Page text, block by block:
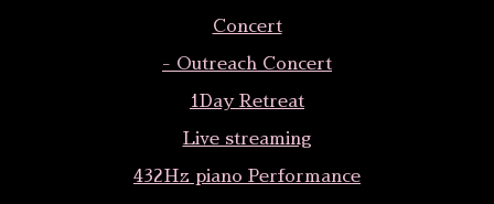
Concert
- Outreach Concert
1Day Retreat
Live streaming
432Hz piano Performance